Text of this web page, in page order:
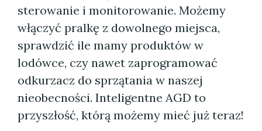
sterowanie i monitorowanie. Możemy
włączyć pralkę z dowolnego miejsca,
sprawdzić ile mamy produktów w
lodówce, czy nawet zaprogramować
odkurzacz do sprzątania w naszej
nieobecności. Inteligentne AGD to
przyszłość, którą możemy mieć już teraz!